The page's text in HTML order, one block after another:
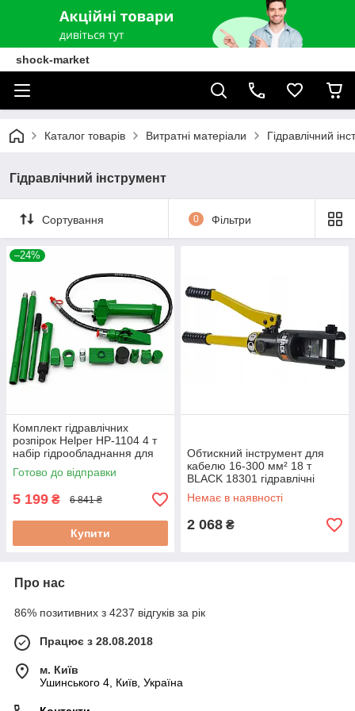
shock-market
Каталог товарів Витратні матеріали Гідравлічний
Гідравлічний інструмент
Сортування 0 Фільтри
–24%
Комплект гідравлічних
розпірок Helper HP-1104 4 т
набір гідрообладнання для
рихтування кузова
Готово до відправки
5 199 ₴ 6 841 ₴
Купити
Обтискний інструмент для
кабелю 16-300 мм² 18 т
BLACK 18301 гідравлічні
прес-кліщі для кабелю
Немає в наявності
2 068 ₴
Про нас
86% позитивних з 4237 відгуків за рік
Працює з 28.08.2018
м. Київ
Ушинського 4, Київ, Україна